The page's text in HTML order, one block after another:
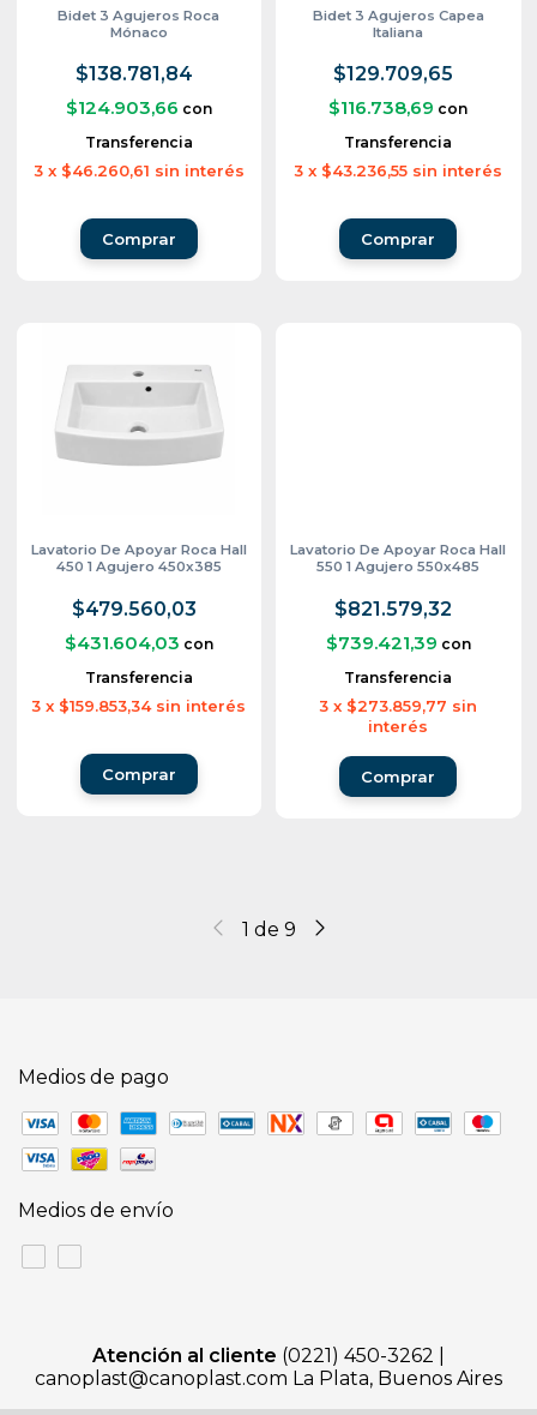
Bidet 3 Agujeros Roca
Mónaco
$138.781,84
$124.903,66 con
Transferencia
3 x $46.260,61 sin interés
Bidet 3 Agujeros Capea
Italiana
$129.709,65
$116.738,69 con
Transferencia
3 x $43.236,55 sin interés
Lavatorio De Apoyar Roca Hall
450 1 Agujero 450x385
$479.560,03
$431.604,03 con
Transferencia
3 x $159.853,34 sin interés
Lavatorio De Apoyar Roca Hall
550 1 Agujero 550x485
$821.579,32
$739.421,39 con
Transferencia
3 x $273.859,77 sin
interés
1 de 9
Medios de pago
Medios de envío
Atención al cliente (0221) 450-3262 |
canoplast@canoplast.com La Plata, Buenos Aires